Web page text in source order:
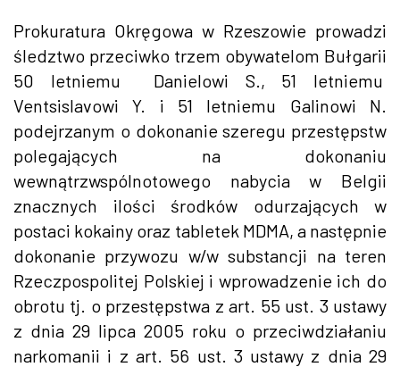
Prokuratura Okręgowa w Rzeszowie prowadzi
śledztwo przeciwko trzem obywatelom Bułgarii
50 letniemu Danielowi S., 51 letniemu
Ventsislavowi Y. i 51 letniemu Galinowi N.
podejrzanym o dokonanie szeregu przestępstw
polegających na dokonaniu
wewnątrzwspólnotowego nabycia w Belgii
znacznych ilości środków odurzających w
postaci kokainy oraz tabletek MDMA, a następnie
dokonanie przywozu w/w substancji na teren
Rzeczpospolitej Polskiej i wprowadzenie ich do
obrotu tj. o przestępstwa z art. 55 ust. 3 ustawy
z dnia 29 lipca 2005 roku o przeciwdziałaniu
narkomanii i z art. 56 ust. 3 ustawy z dnia 29